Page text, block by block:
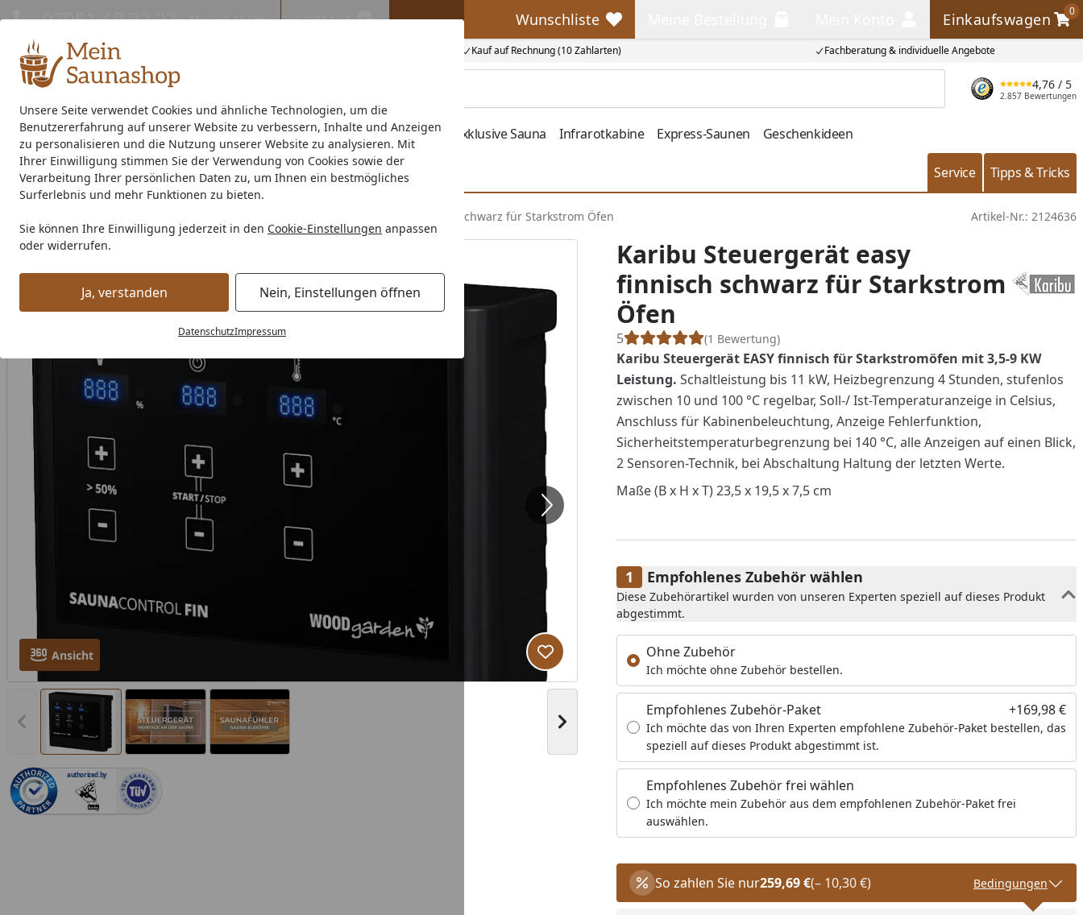
Unsere Seite verwendet Cookies und ähnliche Technologien, um die
Benutzererfahrung auf unserer Website zu verbessern, Inhalte und Anzeigen
zu personalisieren und die Nutzung unserer Website zu analysieren. Mit
Ihrer Einwilligung stimmen Sie der Verwendung von Cookies sowie der
Verarbeitung Ihrer persönlichen Daten zu, um Ihnen ein bestmögliches
Surferlebnis und mehr Funktionen zu bieten.
Sie können Ihre Einwilligung jederzeit in den Cookie-Einstellungen anpassen
oder widerrufen.
Ja, verstanden Nein, Einstellungen öffnen
DatenschutzImpressum
Kauf auf Rechnung (10 Zahlarten) Fachberatung & individuelle Angebote
07051 / 9 22 22 Mo-Fr. 8-16 Uhr Kontakt Wunschliste
Wunschliste Einkaufswagen
0
Einkaufswagen
Produkt suchen
4,76 / 5
2.857 Bewertungen
Außensauna Indoor-Sauna Energiespar-Sauna Saunaofen Zubehör Exklusive Sauna Infrarotkabine Express-Saunen Geschenkideen
Saunahersteller % Sale % Service Tipps & Tricks
Startseite
Karibu Steuergerät easy finnisch schwarz für Starkstrom Öfen Artikel-Nr.: 2124636
Youtube-Video
Vorheriges Bild anzeigen Nächstes Bild anzeigen
Produkt zur Wunschliste hinzufügen
360-Grad-Ansicht des Produktes öffnen
Ansicht
authorized.by
Karibu Steuergerät easy
finnisch schwarz für Starkstrom
Öfen
5 (1 Bewertung)
Karibu Steuergerät EASY finnisch für Starkstromöfen mit 3,5-9 KW
Leistung. Schaltleistung bis 11 kW, Heizbegrenzung 4 Stunden, stufenlos
zwischen 10 und 100 °C regelbar, Soll-/ Ist-Temperaturanzeige in Celsius,
Anschluss für Kabinenbeleuchtung, Anzeige Fehlerfunktion,
Sicherheitstemperaturbegrenzung bei 140 °C, alle Anzeigen auf einen Blick,
2 Sensoren-Technik, bei Abschaltung Haltung der letzten Werte.
Maße (B x H x T) 23,5 x 19,5 x 7,5 cm
Empfohlenes Zubehör wählen
Diese Zubehörartikel wurden von unseren Experten speziell auf dieses Produkt
abgestimmt.
Ohne Zubehör
Ich möchte ohne Zubehör bestellen.
Empfohlenes Zubehör-Paket +169,98 €
Ich möchte das von Ihren Experten empfohlene Zubehör-Paket bestellen, das
speziell auf dieses Produkt abgestimmt ist.
Empfohlenes Zubehör frei wählen
Ich möchte mein Zubehör aus dem empfohlenen Zubehör-Paket frei
auswählen.
So zahlen Sie nur259,69 €(– 10,30 €) Bedingungen